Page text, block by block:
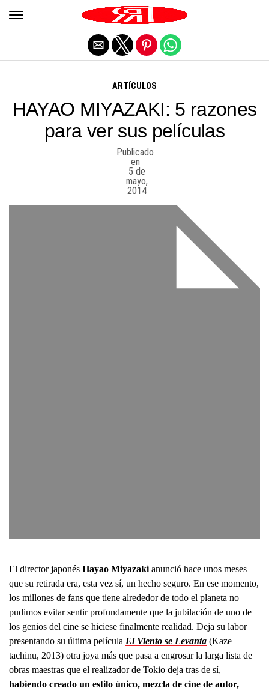
ARTÍCULOS
HAYAO MIYAZAKI: 5 razones
para ver sus películas
Publicado
en
5 de
mayo,
2014
El director japonés Hayao Miyazaki anunció hace unos meses
que su retirada era, esta vez sí, un hecho seguro. En ese momento,
los millones de fans que tiene alrededor de todo el planeta no
pudimos evitar sentir profundamente que la jubilación de uno de
los genios del cine se hiciese finalmente realidad. Deja su labor
presentando su última película El Viento se Levanta (Kaze
tachinu, 2013) otra joya más que pasa a engrosar la larga lista de
obras maestras que el realizador de Tokio deja tras de sí,
habiendo creado un estilo único, mezcla de cine de autor,
Salir de la versión móvil